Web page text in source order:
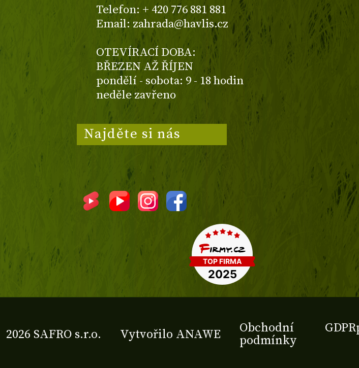
Telefon: + 420 776 881 881
Email: zahrada@havlis.cz
OTEVÍRACÍ DOBA:
BŘEZEN AŽ ŘÍJEN
pondělí - sobota: 9 - 18 hodin
neděle zavřeno
Najděte si nás
2026 SAFRO s.r.o. Vytvořilo ANAWE
Obchodní
podmínky
GDPR